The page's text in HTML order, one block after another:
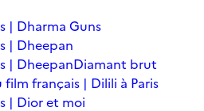
| Dharma Guns
| Dheepan
| DheepanDiamant brut
film français | Dilili à Paris
| Dior et moi